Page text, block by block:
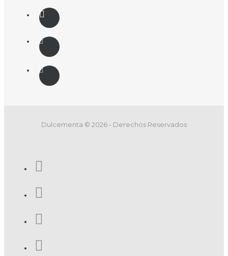
Dulcementa © 2026 - Derechos Reservados